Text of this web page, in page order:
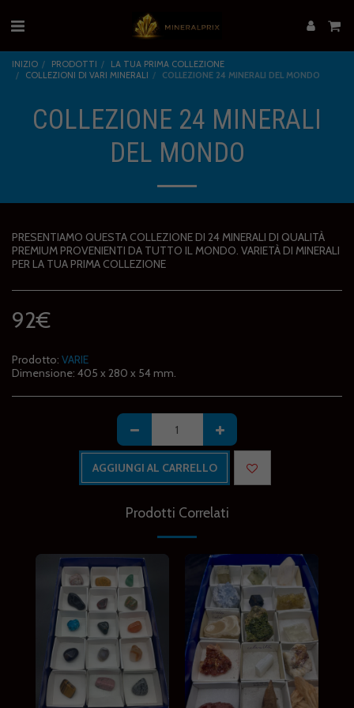
INIZIO PRODOTTI
LA TUA PRIMA COLLEZIONE
COLLEZIONI DI VARI MINERALI
COLLEZIONE 24 MINERALI DEL MONDO
COLLEZIONE 24 MINERALI
DEL MONDO
PRESENTIAMO QUESTA COLLEZIONE DI 24 MINERALI DI QUALITÀ
PREMIUM PROVENIENTI DA TUTTO IL MONDO. VARIETÀ DI MINERALI
PER LA TUA PRIMA COLLEZIONE
92€
Prodotto: VARIE
Dimensione: 405 x 280 x 54 mm.
AGGIUNGI AL CARRELLO
Prodotti Correlati